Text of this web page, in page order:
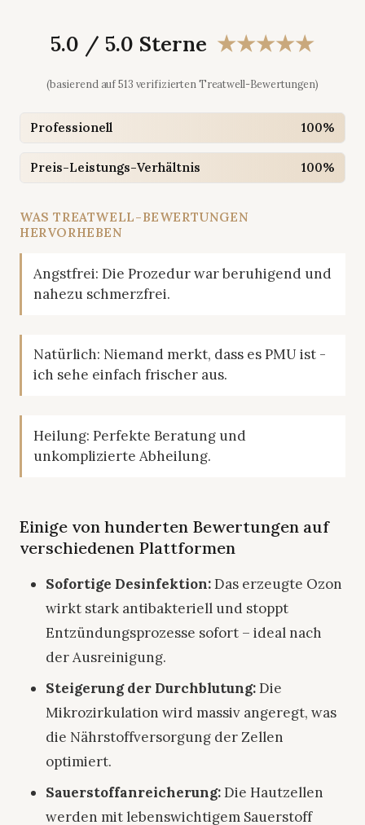
5.0 / 5.0 Sterne ★★★★★
(basierend auf 513 verifizierten Treatwell-Bewertungen)
Professionell 100%
Preis-Leistungs-Verhältnis 100%
WAS TREATWELL-BEWERTUNGEN
HERVORHEBEN
Angstfrei: Die Prozedur war beruhigend und
nahezu schmerzfrei.
Natürlich: Niemand merkt, dass es PMU ist -
ich sehe einfach frischer aus.
Heilung: Perfekte Beratung und
unkomplizierte Abheilung.
Einige von hunderten Bewertungen auf
verschiedenen Plattformen
Sofortige Desinfektion:Das erzeugte Ozon
wirkt stark antibakteriell und stoppt
Entzündungsprozesse sofort – ideal nach
der Ausreinigung.
Steigerung der Durchblutung:Die
Mikrozirkulation wird massiv angeregt, was
die Nährstoffversorgung der Zellen
optimiert.
Sauerstoffanreicherung:Die Hautzellen
werden mit lebenswichtigem Sauerstoff